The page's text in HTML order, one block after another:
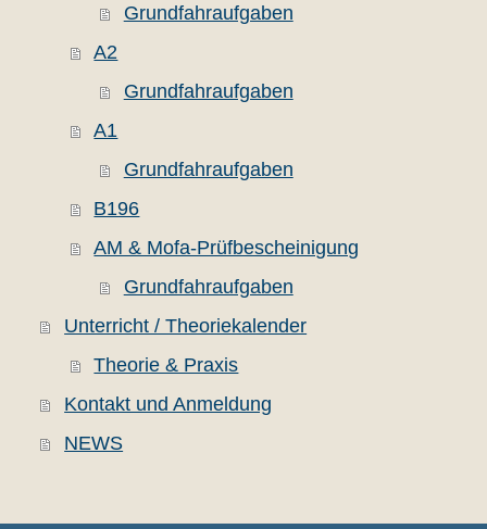
Grundfahraufgaben
A2
Grundfahraufgaben
A1
Grundfahraufgaben
B196
AM & Mofa-Prüfbescheinigung
Grundfahraufgaben
Unterricht / Theoriekalender
Theorie & Praxis
Kontakt und Anmeldung
NEWS